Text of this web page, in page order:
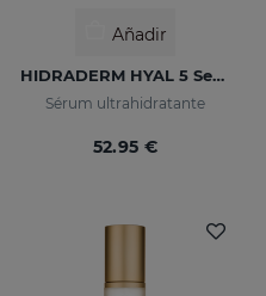
Añadir
HIDRADERM HYAL 5 Serum
Sérum ultrahidratante
52.95 €